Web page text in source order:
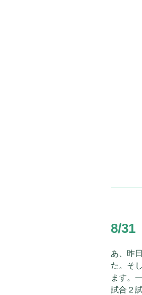
8/31
あ、昨
た。そ
ます。
試合２